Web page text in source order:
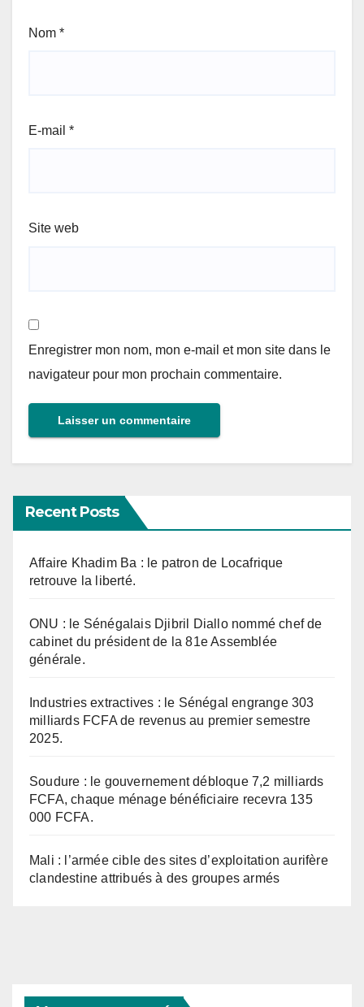
Nom *
E-mail *
Site web
Enregistrer mon nom, mon e-mail et mon site dans le
navigateur pour mon prochain commentaire.
Recent Posts
Affaire Khadim Ba : le patron de Locafrique
retrouve la liberté.
ONU : le Sénégalais Djibril Diallo nommé chef de
cabinet du président de la 81e Assemblée
générale.
Industries extractives : le Sénégal engrange 303
milliards FCFA de revenus au premier semestre
2025.
Soudure : le gouvernement débloque 7,2 milliards
FCFA, chaque ménage bénéficiaire recevra 135
000 FCFA.
Mali : l’armée cible des sites d’exploitation aurifère
clandestine attribués à des groupes armés